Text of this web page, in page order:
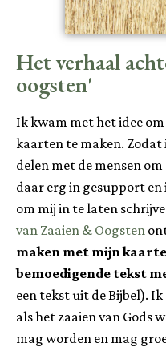
Het verhaal
oogsten'
Ik kwam met het idee
kaarten te maken. Zodat
delen met de mensen
daar erg in gesupport en
om mij in te laten
van Zaaien & Oogsten
maken met mijn
bemoedigende tekst
een tekst uit de Bijbel).
als het zaaien van Gods
mag worden en mag